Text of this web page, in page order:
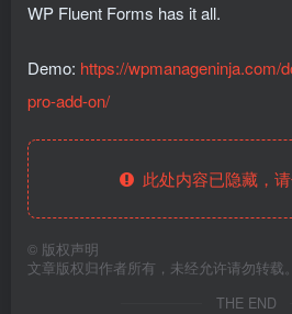
WP Fluent Forms has it all.
Demo: https://wpmanageninja.com/
pro-add-on/
此处内容已隐藏，
© 版权声明
文章版权归作者所有，未经允许请勿转载。
THE END